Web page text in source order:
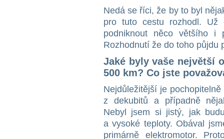
Nedá se říci, že by to byl
pro tuto cestu rozhodl.
podniknout něco většího
Rozhodnutí že do toho půjdu
Jaké byly vaše největší
500 km? Co jste
Nejdůležitější je
z dekubitů a případně
Nebyl jsem si jistý, jak
a vysoké teploty. Obával
primárně elektromotor.